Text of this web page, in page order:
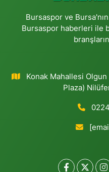
Bursaspor ve
Bursaspor haberleri ile
Konak Mahallesi
Plaza)